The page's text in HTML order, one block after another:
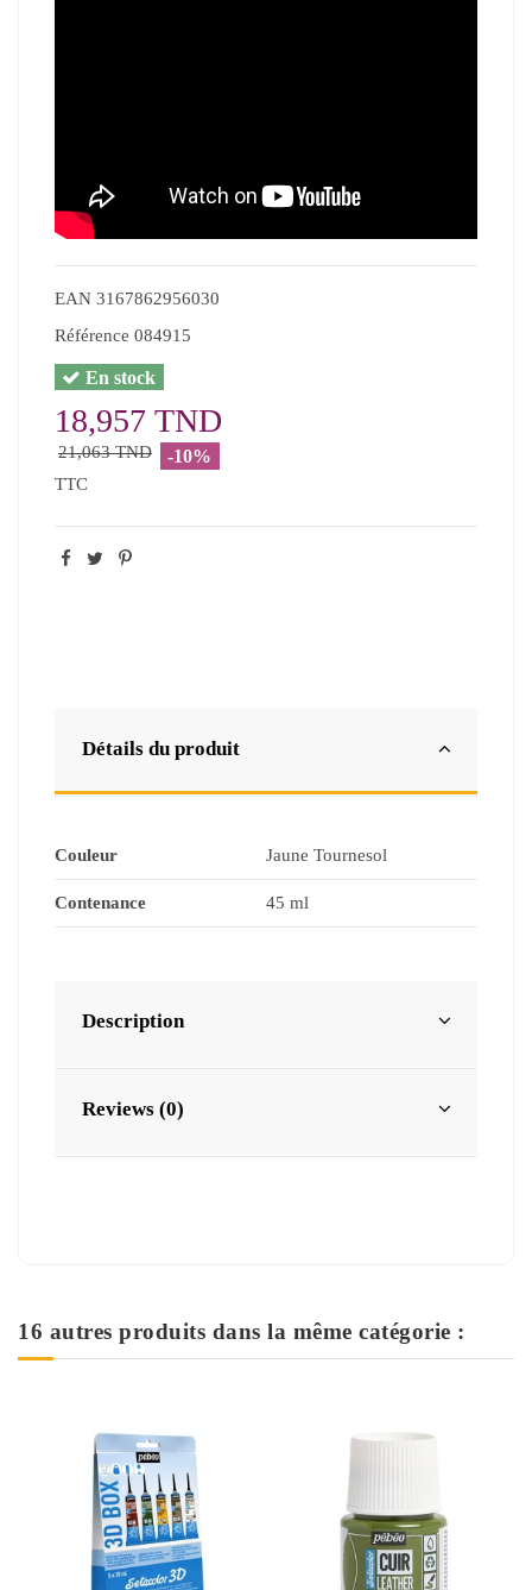
EAN 3167862956030
Référence 084915
En stock
18,957 TND
21,063 TND -10%
TTC
Détails du produit
Couleur Jaune Tournesol
Contenance 45 ml
Description
Reviews (0)
16 autres produits dans la même catégorie :